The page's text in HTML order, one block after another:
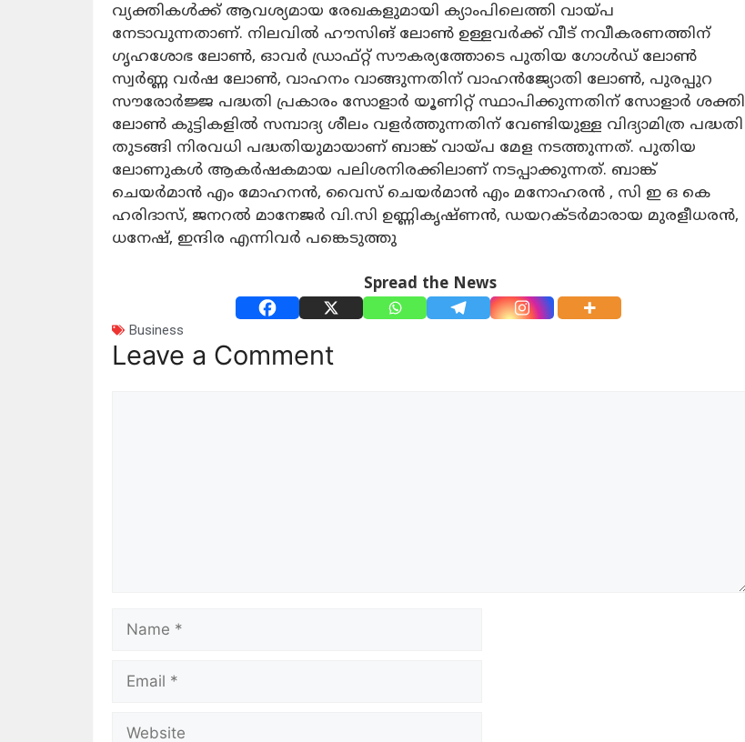
വ്യക്തികൾക്ക് ആവശ്യമായ രേഖകളുമായി ക്യാംപിലെത്തി വായ്പ
നേടാവുന്നതാണ്. നിലവിൽ ഹൗസിങ് ലോൺ ഉള്ളവർക്ക് വീട് നവീകരണത്തിന്
ഗൃഹശോഭ ലോൺ, ഓവർ ഡ്രാഫ്റ്റ് സൗകര്യത്തോടെ പുതിയ ഗോൾഡ് ലോൺ
സ്വർണ്ണ വർഷ ലോൺ, വാഹനം വാങ്ങുന്നതിന് വാഹൻജ്യോതി ലോൺ, പുരപ്പുറ
സൗരോർജ്ജ പദ്ധതി പ്രകാരം സോളാർ യൂണിറ്റ് സ്ഥാപിക്കുന്നതിന് സോളാർ ശക്തി
ലോൺ കുട്ടികളിൽ സമ്പാദ്യ ശീലം വളർത്തുന്നതിന് വേണ്ടിയുള്ള വിദ്യാമിത്ര പദ്ധതി
തുടങ്ങി നിരവധി പദ്ധതിയുമായാണ് ബാങ്ക് വായ്പ മേള നടത്തുന്നത്. പുതിയ
ലോണുകൾ ആകർഷകമായ പലിശനിരക്കിലാണ് നടപ്പാക്കുന്നത്. ബാങ്ക്
ചെയർമാൻ എം മോഹനൻ, വൈസ് ചെയർമാൻ എം മനോഹരൻ , സി ഇ ഒ കെ
ഹരിദാസ്, ജനറൽ മാനേജർ വി.സി ഉണ്ണികൃഷ്ണൻ, ഡയറക്ടർമാരായ മുരളീധരൻ,
ധനേഷ്, ഇന്ദിര എന്നിവർ പങ്കെടുത്തു
Spread the News
Business
Leave a Comment